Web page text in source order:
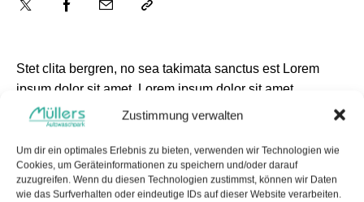
Zustimmung verwalten
Um dir ein optimales Erlebnis zu bieten, verwenden wir Technologien wie
Cookies, um Geräteinformationen zu speichern und/oder darauf
zuzugreifen. Wenn du diesen Technologien zustimmst, können wir Daten
wie das Surfverhalten oder eindeutige IDs auf dieser Website verarbeiten.
Stet clita bergren, no sea takimata sanctus est Lorem
ipsum dolor sit amet. Lorem ipsum dolor sit amet,
consetetur sadipscing elitr sed diam nonumy eirmod
tempor invidunt ut labore et dolore magna aliquyam erat.
Dicta sunt explicabo. Nemo enim ipsam voluptatem quia
voluptas sit aspernatur aut odit aut fugit, quia. Dicta sunt
explicabo Lorem ipsum dolor sit amet, consetetur